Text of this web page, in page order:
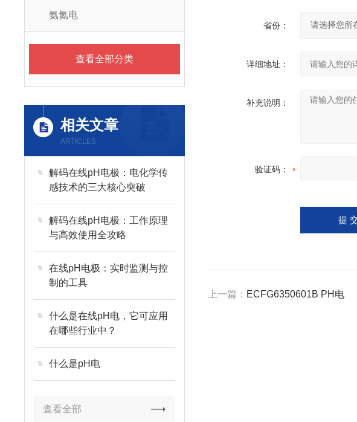
氨氮电
查看全部分类
相关文章
ARTICLES
解码在线pH电极：电化学传
感技术的三大核心突破
解码在线pH电极：工作原理
与高效使用全攻略
在线pH电极：实时监测与控
制的工具
什么是在线pH电，它可应用
在哪些行业中？
什么是pH电
查看全部
省份：
详细地址：
补充说明：
验证码：
上一篇： ECFG6350601B PH电